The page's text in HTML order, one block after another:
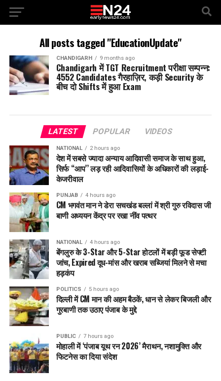
All posts tagged "EducationUpdate"
CHANDIGARH 9 months ago
Chandigarh में TGT Recruitment परीक्षा सम्पन्न:
4552 Candidates गैरहाज़िर, कड़ी Security के
बीच दो Shifts में हुआ Exam
LATEST POPULAR VIDEOS
NATIONAL 2 hours ago
देश में सबसे ज्यादा अन्याय आदिवासी समाज के साथ हुआ,
सिर्फ ‘‘आप’’ लड़ रही आदिवासियों के अधिकारों की लड़ाई-
केजरीवाल
PUNJAB 4 hours ago
CM भगवंत मान ने डेरा सचखंड बल्लां में श्री गुरु रविदास जी
बाणी अध्ययन केंद्र पर रखा नींव पत्थर
NATIONAL 4 hours ago
बेंगलुरु के 3-Star और 5-Star होटलों में बड़ी फूड सेफ्टी
जांच, Expired दूध-मांस और खराब सब्जियां मिलने से मचा
हड़कंप
POLITICS 5 hours ago
दिल्ली में CM मान की अहम बैठकें, धान से लेकर बिजली और
गुरबाणी तक उठाए पंजाब के मुद्दे
PUBLIC 7 hours ago
मोहाली में ‘पंजाब यूथ रन 2026’ मैराथन, नशामुक्ति और
फिटनेस का दिया संदेश